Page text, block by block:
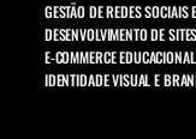
GESTÃO DE REDES SOCIAIS
DESENVOLVIMENTO DE
E-COMMERCE
IDENTIDADE VISUAL E